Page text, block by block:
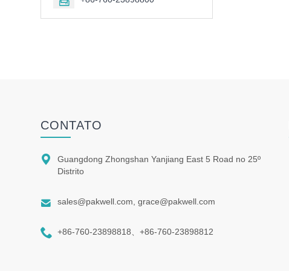
CONTATO

Guangdong Zhongshan Yanjiang East 5 Road no 25º
Distrito
 sales@pakwell.com, grace@pakwell.com
 +86-760-23898818、+86-760-23898812